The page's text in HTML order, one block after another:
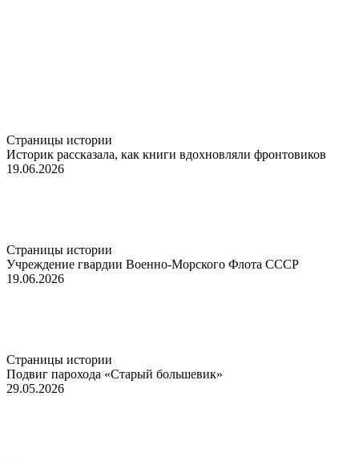
Страницы истории
Историк рассказала, как книги вдохновляли фронтовиков
19.06.2026
Страницы истории
Учреждение гвардии Военно-Морского Флота СССР
19.06.2026
Страницы истории
Подвиг парохода «Старый большевик»
29.05.2026